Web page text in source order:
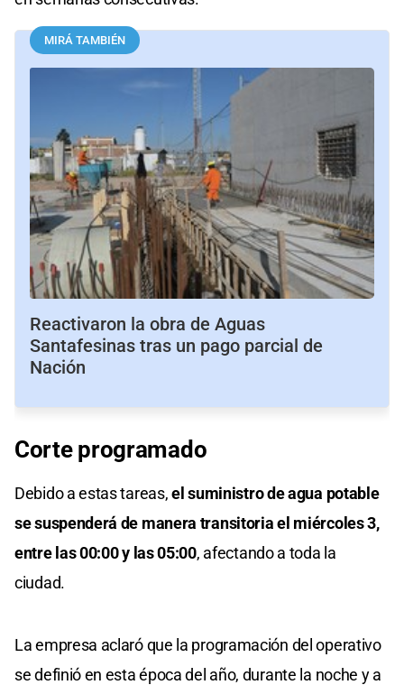
MIRÁ TAMBIÉN
Reactivaron la obra de Aguas
Santafesinas tras un pago parcial de
Nación
Corte programado
Debido a estas tareas,el suministro de agua potable
se suspenderá de manera transitoria el miércoles 3,
entre las 00:00 y las 05:00, afectando a toda la
ciudad.
La empresa aclaró que la programación del operativo
se definió en esta época del año, durante la noche y a